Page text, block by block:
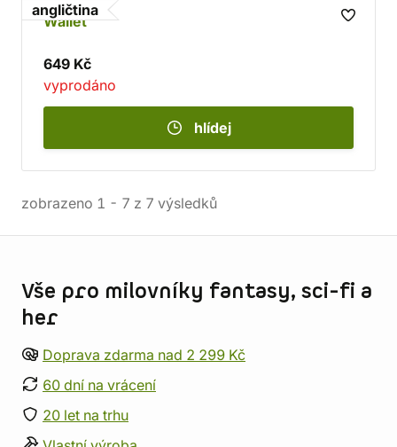
angličtina
Wallet
649 Kč
vyprodáno
hlídej
zobrazeno 1 - 7 z 7 výsledků
Vše pro milovníky fantasy, sci-fi a
her
Doprava zdarma nad 2 299 Kč
60 dní na vrácení
20 let na trhu